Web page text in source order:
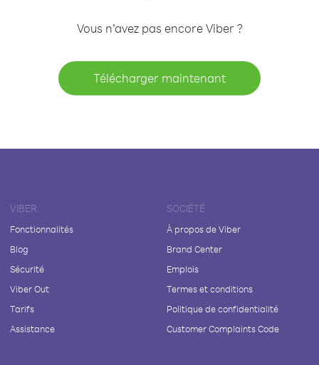
Vous n’avez pas encore Viber ?
Télécharger maintenant
VIBER
Fonctionnalités
Blog
Sécurité
Viber Out
Tarifs
Assistance
SOCIÉTÉ
À propos de Viber
Brand Center
Emplois
Termes et conditions
Politique de confidentialité
Customer Complaints Code